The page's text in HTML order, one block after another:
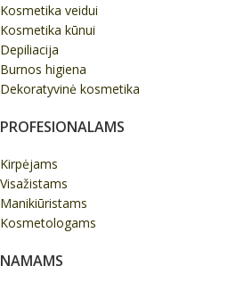
Kosmetika veidui
Kosmetika kūnui
Depiliacija
Burnos higiena
Dekoratyvinė kosmetika
PROFESIONALAMS
Kirpėjams
Visažistams
Manikiūristams
Kosmetologams
NAMAMS